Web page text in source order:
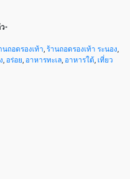
-
นถอดรองเท้า, ร้านถอดรองเท้า ระนอง,
, อร่อย, อาหารทะเล, อาหารใต้, เที่ยว